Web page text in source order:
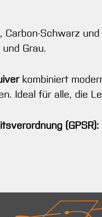
Carbon-Schwarz und
Grau.
kombiniert
Ideal für alle, die
(GPSR):